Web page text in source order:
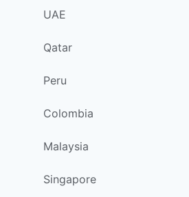
UAE
Qatar
Peru
Colombia
Malaysia
Singapore